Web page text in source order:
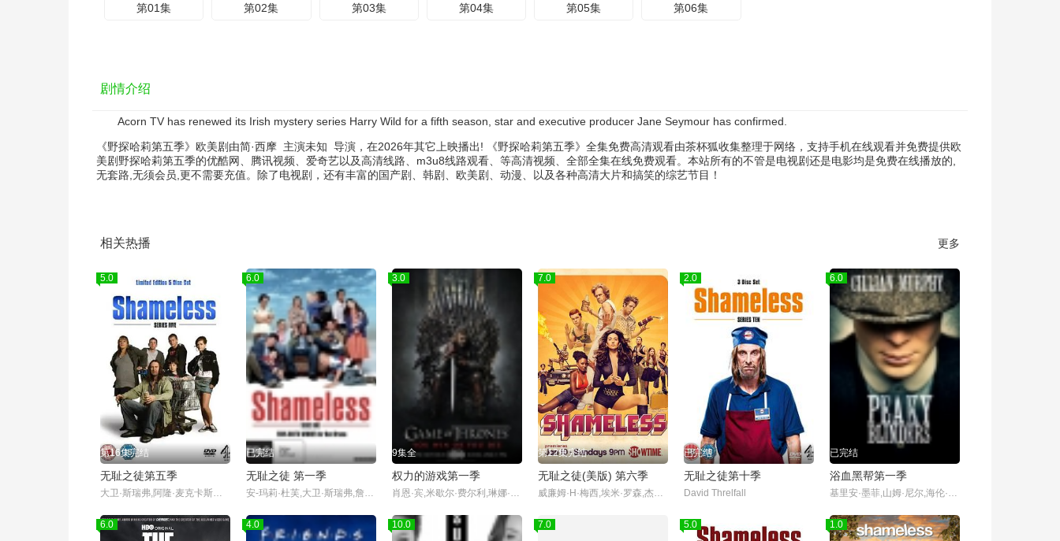
第01集 第02集 第03集 第04集 第05集 第06集
剧情介绍
Acorn TV has renewed its Irish mystery series Harry Wild for a fifth season, star and executive producer Jane Seymour has confirmed.
《野探哈莉第五季》欧美剧由简·西摩 主演未知 导演，在2026年其它上映播出! 《野探哈莉第五季》全集免费高清观看由茶杯狐收集整理于网络，支持手机在线观看并免费提供欧
美剧野探哈莉第五季的优酷网、腾讯视频、爱奇艺以及高清线路、m3u8线路观看、等高清视频、全部全集在线免费观看。本站所有的不管是电视剧还是电影均是免费在线播放的,
无套路,无须会员,更不需要充值。除了电视剧，还有丰富的国产剧、韩剧、欧美剧、动漫、以及各种高清大片和搞笑的综艺节目！
相关热播 更多
5.0
第16集完结
无耻之徒第五季
6.0
已完结
无耻之徒 第一季
3.0
9集全
权力的游戏第一季
7.0
第12集完结
无耻之徒(美版) 第六季
2.0
已完结
无耻之徒第十季
David Threlfall
6.0
已完结
浴血黑帮第一季
6.0 4.0 10.0 5.0 1.0